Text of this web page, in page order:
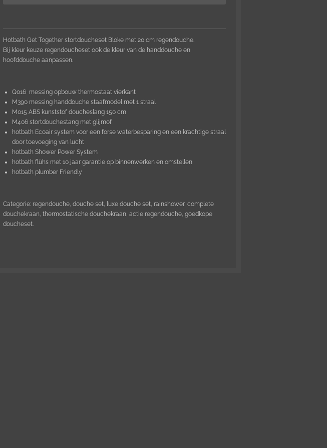
Hotbath Get Together stortdoucheset Bloke met 20 cm regendouche.
Bij kleur keuze regendoucheset ook de kleur van de handdouche en
hoofddouche aanpassen.
Q016 messing opbouw thermostaat vierkant
M390 messing handdouche staafmodel met 1 straal
M015 ABS kunststof doucheslang 150 cm
M406 stortdouchestang met glijmof
hotbath Ecoair system voor een forse waterbesparing en een krachtige straal
door toevoeging van lucht
hotbath Shower Power System
hotbath flühs met 10 jaar garantie op binnenwerken en omstellen
hotbath plumber Friendly
Categorie: regendouche, douche set, luxe douche set, rainshower, complete
douchekraan, thermostatische douchekraan, actie regendouche, goedkope
doucheset.